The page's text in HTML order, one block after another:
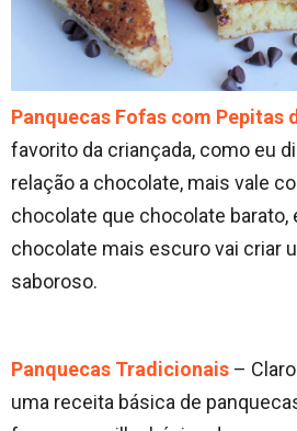
Panquecas Fofas com Pepitas
favorito da criançada, como eu
relação a chocolate, mais vale
chocolate que chocolate barato,
chocolate mais escuro vai criar
saboroso.
Panquecas Tradicionais –
uma receita básica de